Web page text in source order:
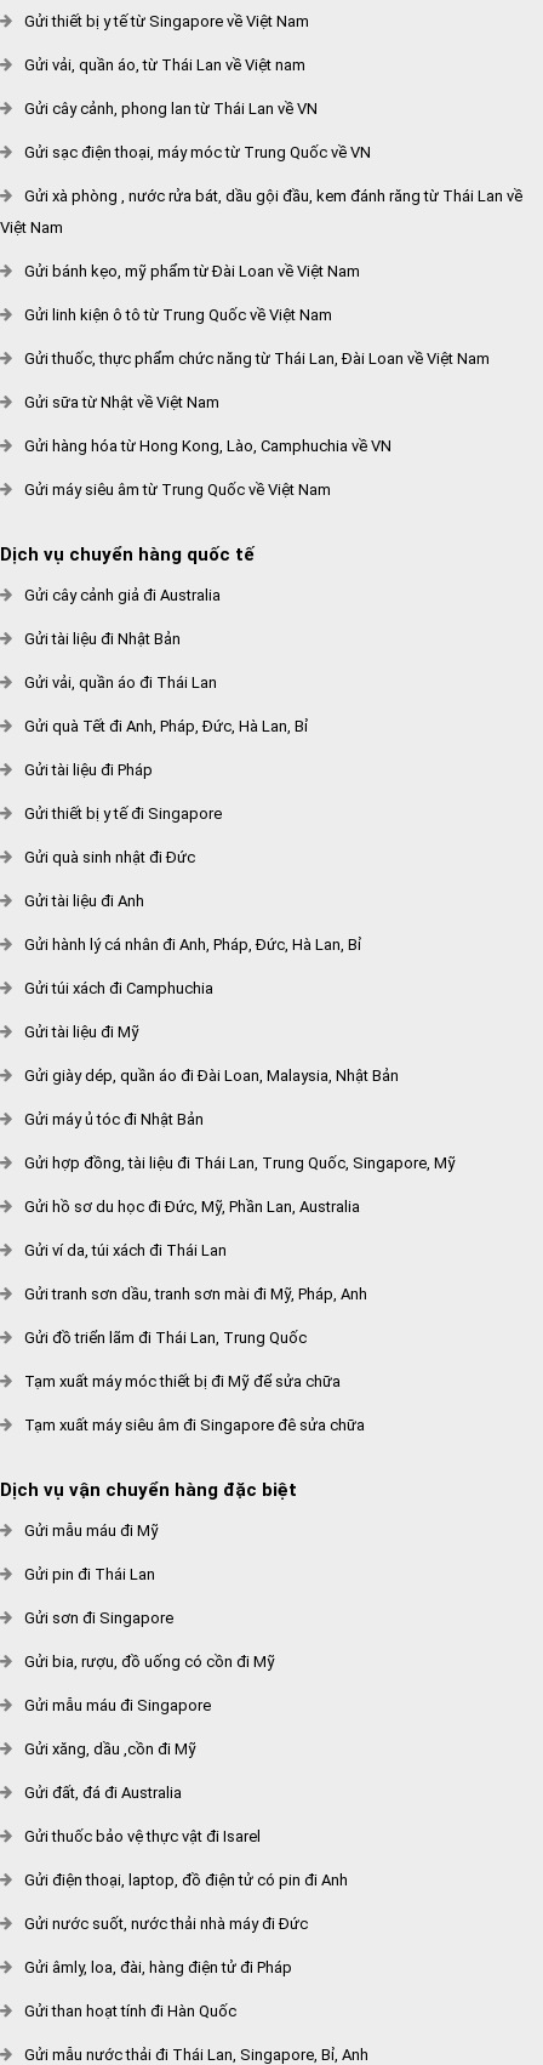
Gửi thiết bị y tế từ Singapore về Việt Nam
Gửi vải, quần áo, từ Thái Lan về Việt nam
Gửi cây cảnh, phong lan từ Thái Lan về VN
Gửi sạc điện thoại, máy móc từ Trung Quốc về VN
Gửi xà phòng , nước rửa bát, dầu gội đầu, kem đánh răng từ Thái Lan về
Việt Nam
Gửi bánh kẹo, mỹ phẩm từ Đài Loan về Việt Nam
Gửi linh kiện ô tô từ Trung Quốc về Việt Nam
Gửi thuốc, thực phẩm chức năng từ Thái Lan, Đài Loan về Việt Nam
Gửi sữa từ Nhật về Việt Nam
Gửi hàng hóa từ Hong Kong, Lào, Camphuchia về VN
Gửi máy siêu âm từ Trung Quốc về Việt Nam
Dịch vụ chuyển hàng quốc tế
Gửi cây cảnh giả đi Australia
Gửi tài liệu đi Nhật Bản
Gửi vải, quần áo đi Thái Lan
Gửi quà Tết đi Anh, Pháp, Đức, Hà Lan, Bỉ
Gửi tài liệu đi Pháp
Gửi thiết bị y tế đi Singapore
Gửi quà sinh nhật đi Đức
Gửi tài liệu đi Anh
Gửi hành lý cá nhân đi Anh, Pháp, Đức, Hà Lan, Bỉ
Gửi túi xách đi Camphuchia
Gửi tài liệu đi Mỹ
Gửi giày dép, quần áo đi Đài Loan, Malaysia, Nhật Bản
Gửi máy ủ tóc đi Nhật Bản
Gửi hợp đồng, tài liệu đi Thái Lan, Trung Quốc, Singapore, Mỹ
Gửi hồ sơ du học đi Đức, Mỹ, Phần Lan, Australia
Gửi ví da, túi xách đi Thái Lan
Gửi tranh sơn dầu, tranh sơn mài đi Mỹ, Pháp, Anh
Gửi đồ triển lãm đi Thái Lan, Trung Quốc
Tạm xuất máy móc thiết bị đi Mỹ để sửa chữa
Tạm xuất máy siêu âm đi Singapore đê sửa chữa
Dịch vụ vận chuyển hàng đặc biệt
Gửi mẫu máu đi Mỹ
Gửi pin đi Thái Lan
Gửi sơn đi Singapore
Gửi bia, rượu, đồ uống có cồn đi Mỹ
Gửi mẫu máu đi Singapore
Gửi xăng, dầu ,cồn đi Mỹ
Gửi đất, đá đi Australia
Gửi thuốc bảo vệ thực vật đi Isarel
Gửi điện thoại, laptop, đồ điện tử có pin đi Anh
Gửi nước suốt, nước thải nhà máy đi Đức
Gửi âmly, loa, đài, hàng điện tử đi Pháp
Gửi than hoạt tính đi Hàn Quốc
Gửi mẫu nước thải đi Thái Lan, Singapore, Bỉ, Anh